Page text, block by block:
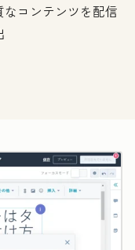
コンテンツを配信